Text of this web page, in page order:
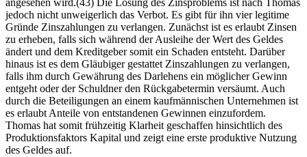
angesehen wird.(43) Die Lösung des Zinsproblems ist nach Thomas
jedoch nicht unweigerlich das Verbot. Es gibt für ihn vier legitime
Gründe Zinszahlungen zu verlangen. Zunächst ist es erlaubt Zinsen
zu erheben, falls sich während der Ausleihe der Wert des Geldes
ändert und dem Kreditgeber somit ein Schaden entsteht. Darüber
hinaus ist es dem Gläubiger gestattet Zinszahlungen zu verlangen,
falls ihm durch Gewährung des Darlehens ein möglicher Gewinn
entgeht oder der Schuldner den Rückgabetermin versäumt. Auch
durch die Beteiligungen an einem kaufmännischen Unternehmen ist
es erlaubt Anteile von entstandenen Gewinnen einzufordem.
Thomas hat somit frühzeitig Klarheit geschaffen hinsichtlich des
Produktionsfaktors Kapital und zeigt eine erste produktive Nutzung
des Geldes auf.